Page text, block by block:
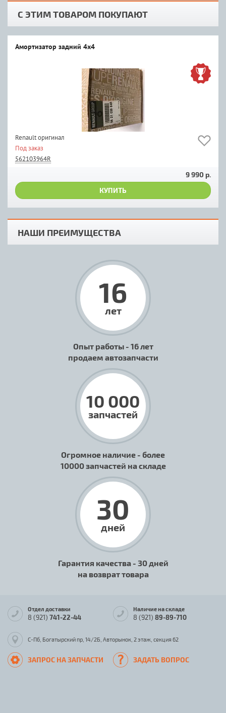
С ЭТИМ ТОВАРОМ ПОКУПАЮТ
Амортизатор задний 4х4
Renault оригинал
Под заказ
562103964R
9 990 р.
КУПИТЬ
НАШИ ПРЕИМУЩЕСТВА
16
лет
Опыт работы - 16 лет
продаем автозапчасти
10 000
запчастей
Огромное наличие - более
10000 запчастей на складе
30
дней
Гарантия качества - 30 дней
на возврат товара
Отдел доставки
8 (921) 741-22-44
Наличие на складе
8 (921) 89-89-710
С-Пб, Богатырский пр, 14/2Б, Авторынок, 2 этаж, секция 62
ЗАПРОС НА ЗАПЧАСТИ ЗАДАТЬ ВОПРОС